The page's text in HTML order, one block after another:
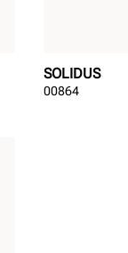
SOLIDUS
00864